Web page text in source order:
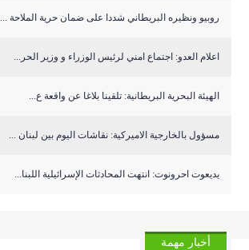
روبيو ونظيره البريطاني شددا على ضمان حرية الملاحة ...
اعلام العدو: اجتماع امني لرئيس الوزراء و وزير الحر...
الهيئة البحرية البريطانية: تلقينا بلاغا عن واقعة ع...
مسؤول بالخارجية الاميركية: نقاشات اليوم بين لبنان ...
يديعوت احرونوت: انتهت المحادثات الإسرائيلية اللبنا...
أخبار مهمة